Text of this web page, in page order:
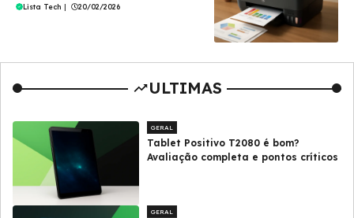
Lista Tech | 20/02/2026
ULTIMAS
GERAL
Tablet Positivo T2080 é bom?
Avaliação completa e pontos críticos
GERAL